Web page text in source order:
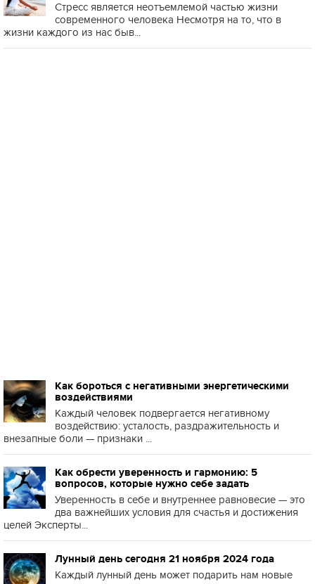
Стресс является неотъемлемой частью жизни
современного человека Несмотря на то, что в
жизни каждого из нас быв...
Как бороться с негативными энергетическими
воздействиями
Каждый человек подвергается негативному
воздействию: усталость, раздражительность и
внезапные боли — признаки ...
Как обрести уверенность и гармонию: 5
вопросов, которые нужно себе задать
Уверенность в себе и внутреннее равновесие — это
два важнейших условия для счастья и достижения
целей Эксперты...
Лунный день сегодня 21 ноября 2024 года
Каждый лунный день может подарить нам новые